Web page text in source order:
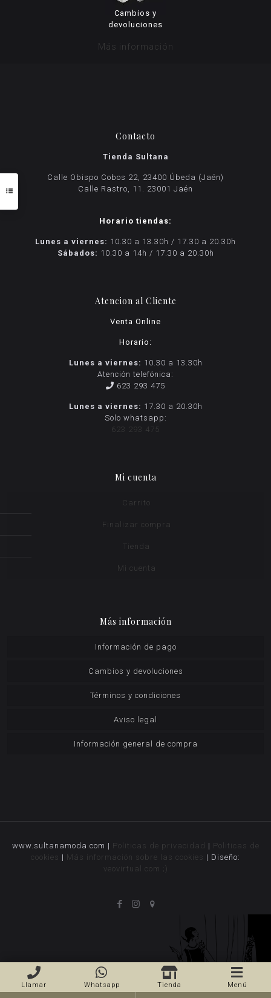
Cambios y
devoluciones
Más información
Contacto
Tienda Sultana
Calle Obispo Cobos 22, 23400 Úbeda (Jaén)
Calle Rastro, 11. 23001 Jaén
Horario tiendas:
Lunes a viernes: 10.30 a 13.30h / 17.30 a 20.30h
Sábados: 10.30 a 14h / 17.30 a 20.30h
Atencion al Cliente
Venta Online
Horario:
Lunes a viernes: 10.30 a 13.30h
Atención telefónica:
623 293 475
Lunes a viernes: 17.30 a 20.30h
Solo whatsapp:
623 293 475
Mi cuenta
Carrito
Finalizar compra
Tienda
Mi cuenta
Más información
Información de pago
Cambios y devoluciones
Términos y condiciones
Aviso legal
Información general de compra
www.sultanamoda.com | Politicas de privacidad | Politicas de
cookies | Más información sobre las cookies | Diseño:
veovirtual.com
;)
Llamar Whatsapp Tienda Menú